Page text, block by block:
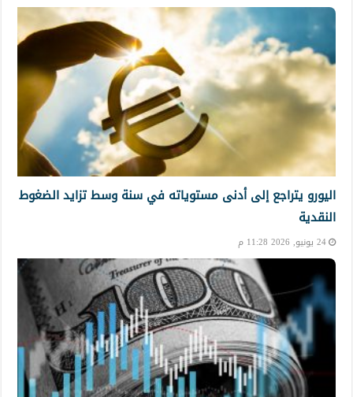
اليورو يتراجع إلى أدنى مستوياته في سنة وسط تزايد الضغوط
النقدية
24 يونيو, 2026 11:28 م